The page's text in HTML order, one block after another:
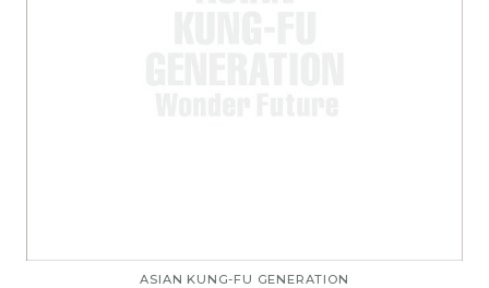
ASIAN KUNG-FU GENERATION